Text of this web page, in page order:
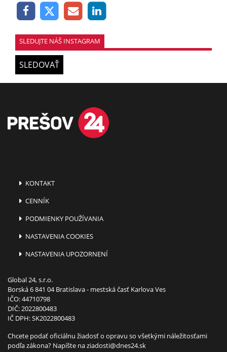
SLEDUJTE NÁŠ INSTAGRAM
SLEDOVAŤ
KONTAKT
CENNÍK
PODMIENKY POUŽÍVANIA
NASTAVENIA COOKIES
NASTAVENIA UPOZORNENÍ
Global 24, s.r.o.
Borská 6 841 04 Bratislava - mestská časť Karlova Ves
IČO: 44710798
DIČ: 2022800483
IČ DPH: SK2022800483
Chcete podať oficiálnu žiadosť o opravu so všetkými náležitosťami
podľa zákona? Napíšte naziadosti@dnes24.sk